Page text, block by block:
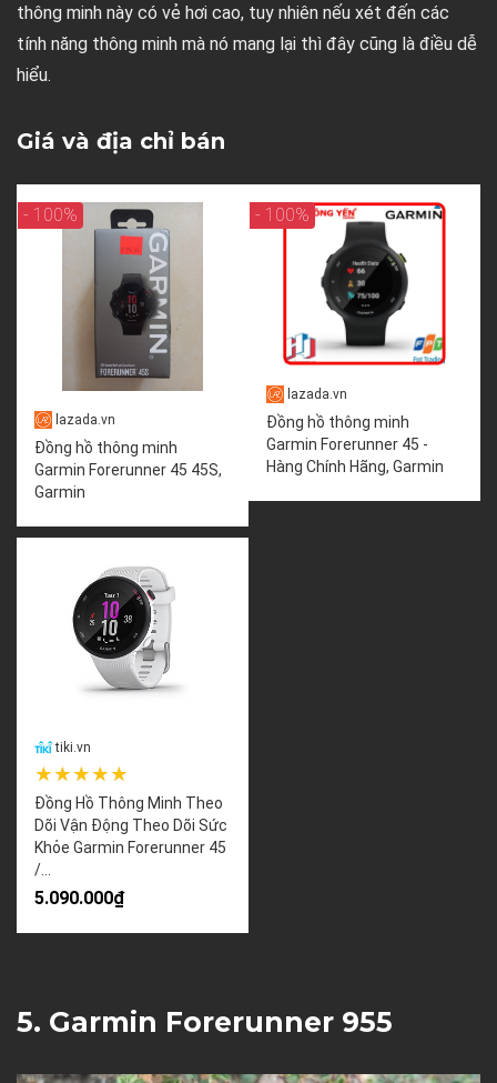
thông minh này có vẻ hơi cao, tuy nhiên nếu xét đến các
tính năng thông minh mà nó mang lại thì đây cũng là điều dễ
hiểu.
Giá và địa chỉ bán
- 100%
lazada.vn
Đồng hồ thông minh
Garmin Forerunner 45 45S,
Garmin
- 100%
lazada.vn
Đồng hồ thông minh
Garmin Forerunner 45 -
Hàng Chính Hãng, Garmin
tiki.vn
★★★★★
Đồng Hồ Thông Minh Theo
Dõi Vận Động Theo Dõi Sức
Khỏe Garmin Forerunner 45
/...
5.090.000₫
5. Garmin Forerunner 955